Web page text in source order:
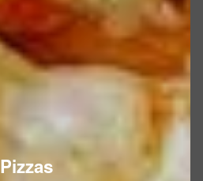
Pizzas